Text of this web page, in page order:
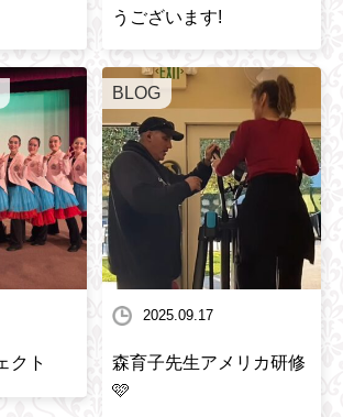
うございます!
クト
BLOG
2025.09.17
森育子先生アメリカ研修
🩷